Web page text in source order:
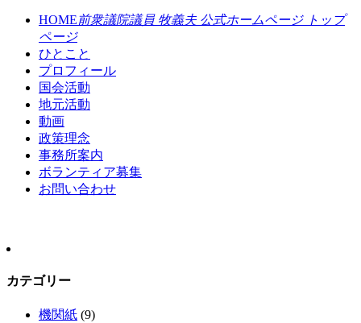
HOME前衆議院議員 牧義夫 公式ホームページ トップ
ページ
ひとこと
プロフィール
国会活動
地元活動
動画
政策理念
事務所案内
ボランティア募集
お問い合わせ
カテゴリー
機関紙 (9)